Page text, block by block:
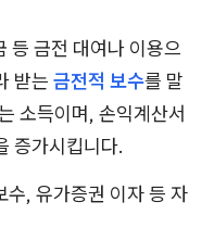
등 금전 대여나 이용으
받는 금전적 보수를 말
소득이며, 손익계산서
증가시킵니다.
수, 유가증권 이자 등 자